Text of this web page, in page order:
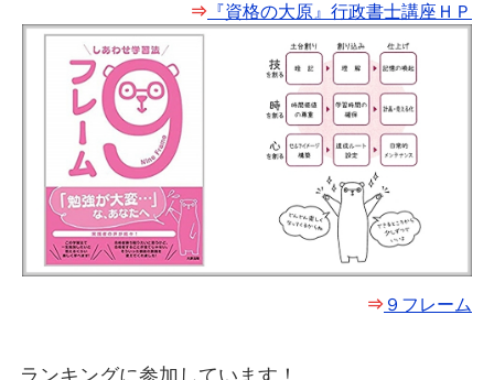
⇒ 『資格の大原』行政書士講座ＨＰ
⇒ ９フレーム